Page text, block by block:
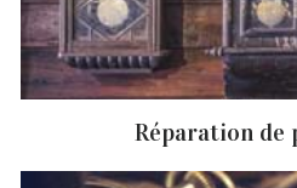
Réparation de